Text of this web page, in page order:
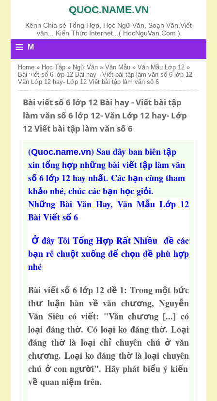
QUOC.NAME.VN
Kênh Chia sẻ Tổng Hợp, Học Ngữ Văn, Soạn Văn,Viết
văn... Kiến Thức Internet...( HocNguVan.Com )
≡
M
N
U
Home » Học Tập » Ngữ Văn »Văn Mẫu »Văn Mẫu Lớp 12 »
Bài viết số 6 lớp 12 Bài hay - Viết bài tập làm văn số 6 lớp 12-
Văn Lớp 12 hay- Lớp 12 Viết bài tập làm văn số 6
Bài viết số 6 lớp 12 Bài hay - Viết bài tập
làm văn số 6 lớp 12- Văn Lớp 12 hay- Lớp
12 Viết bài tập làm văn số 6
(Quoc.name.vn) Sau đây ban biên tập
xin tổng hợp những bài viết tập làm văn
số6 lớp 12 hay nhất. Các bạn cùng tham
khảo nhé, chúc các bạn học giỏi.
Những Bài Văn Hay, Văn Mẫu Lớp 12
Bài Viết số 6
Ởđây Tôi Tổng Hợp Rất Nhiều đề các
bạn rê chuột xuống để chọn đề phù hợp
nhé
Bài viết số 6 lớp 12 đề 1: Trong một bức
thưluận bàn về văn chương, Nguyễn
Văn Siêu có viết: "Văn chương [...] có
loại đáng thờ. Có loại ko đáng thờ. Loại
đáng thờlà loại chỉ chuyên chúởvăn
chương. Loại ko đáng thờlà loại chuyên
chú ởcon người". Hãy phát biểu ý kiến
về quan niệm trên.